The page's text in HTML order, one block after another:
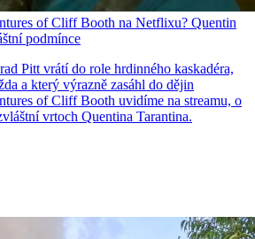
of Cliff Booth na Netflixu? Quentin
podmínce
Pitt vrátí do role hrdinného kaskadéra,
a který výrazně zasáhl do dějin
of Cliff Booth uvidíme na streamu, o
vrtoch Quentina Tarantina.